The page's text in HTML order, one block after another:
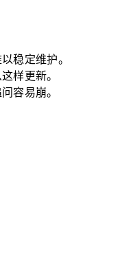
稳定维护。
样更新。
容易崩。